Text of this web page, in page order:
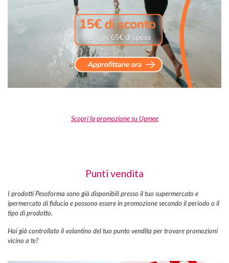
Scopri la promozione su Upmee
Punti vendita
I prodotti Pesoforma sono già disponibili presso il tuo supermercato e
ipermercato di fiducia e possono essere in promozione secondo il periodo o il
tipo di prodotto.
Hai già controllato il volantino del tuo punto vendita per trovare promozioni
vicino a te?